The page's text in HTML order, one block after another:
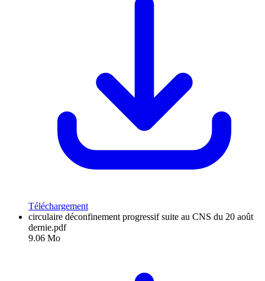
Téléchargement
circulaire déconfinement progressif suite au CNS du 20 août
dernie.pdf
9.06 Mo